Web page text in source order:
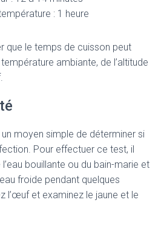
: 1 heure
que le temps de cuisson peut
ambiante, de l’altitude
moyen simple de déterminer si
Pour effectuer ce test, il
bouillante ou du bain-marie et
froide pendant quelques
l’œuf et examinez le jaune et le